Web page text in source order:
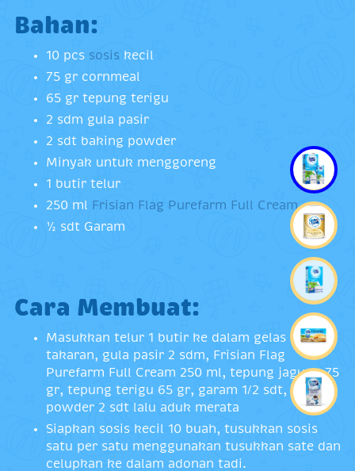
Bahan:
10 pcs sosis kecil
75 gr cornmeal
65 gr tepung terigu
2 sdm gula pasir
2 sdt baking powder
Minyak untuk menggoreng
1 butir telur
250 ml
Frisian Flag Purefarm Full Cream
½ sdt Garam
Cara Membuat:
Masukkan telur 1 butir ke dalam gelas
takaran, gula pasir 2 sdm, Frisian Flag
Purefarm Full Cream 250 ml, tepung jagung 75
gr, tepung terigu 65 gr, garam 1/2 sdt, baking
powder 2 sdt lalu aduk merata
Siapkan sosis kecil 10 buah, tusukkan sosis
satu per satu menggunakan tusukkan sate dan
celupkan ke dalam adonan tadi.